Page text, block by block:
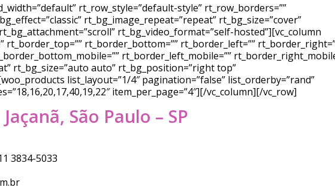
rt_row_style=”default-style” rt_row_borders=””
rt_bg_image_repeat=”repeat” rt_bg_size=”cover”
rt_bg_video_format=”self-hosted”][vc_column
rt_border_top=”” rt_border_bottom=”” rt_border_left=””
rt_border_left_mobile=””
rt_bg_size=”auto auto” rt_bg_position=”right top”
list_layout=”1/4″ pagination=”false” list_orderby=”rand”
item_per_page=”4″][/vc_column][/vc_row]
São Paulo – SP
3834-5033